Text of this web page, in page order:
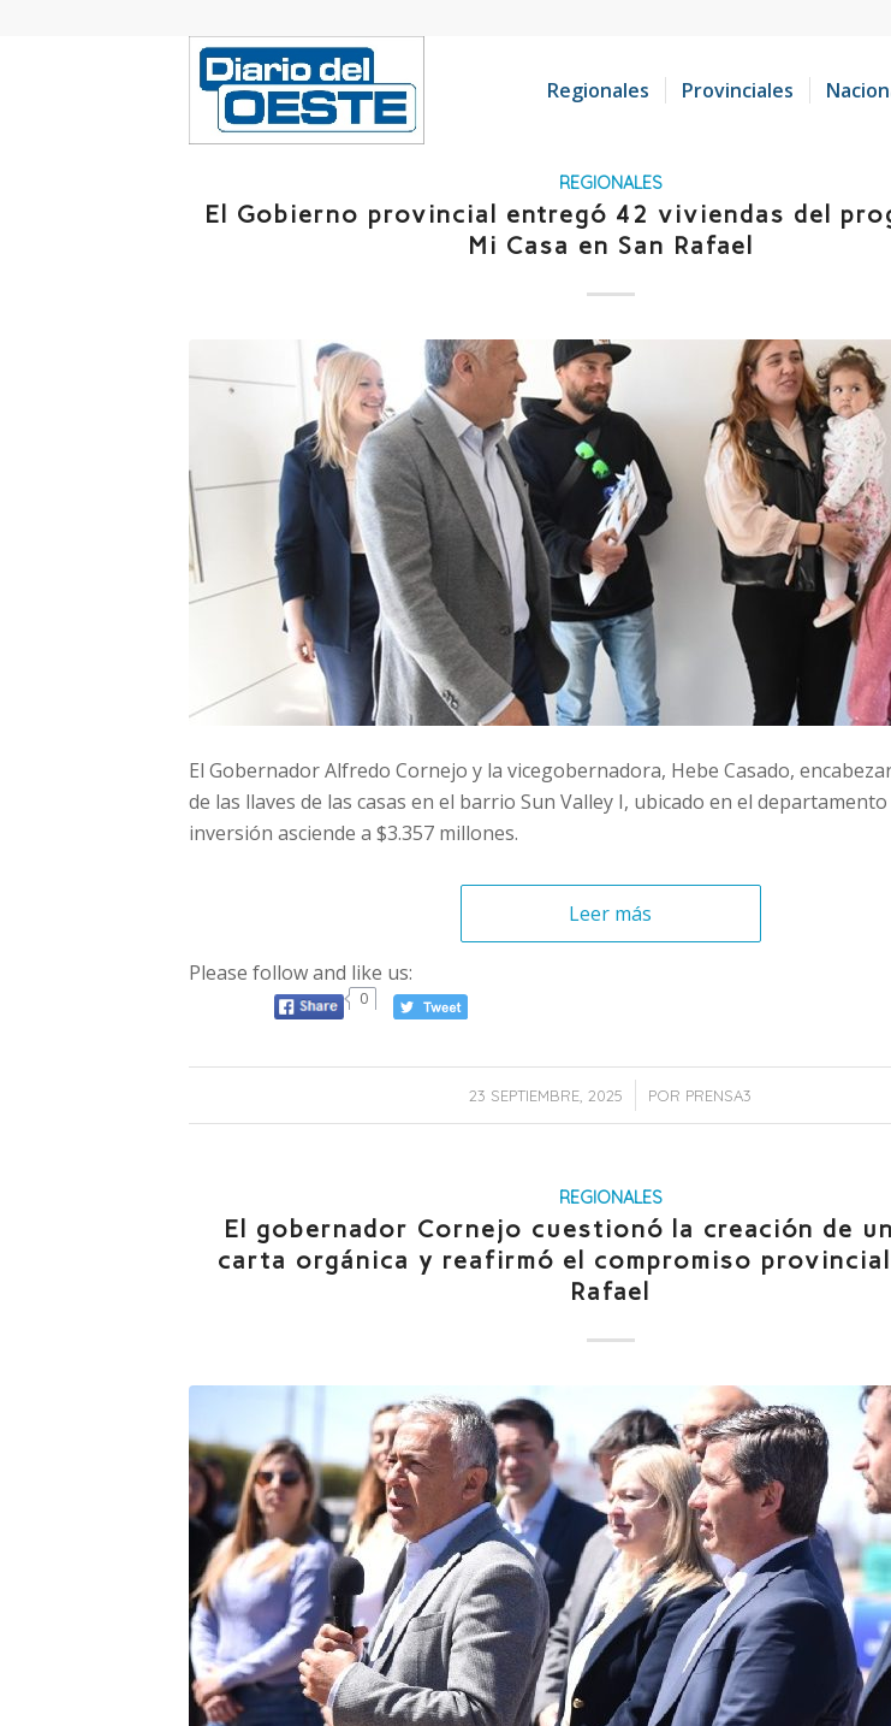
Regionales Provinciales
REGIONALES
El Gobierno provincial entregó 42 viviendas del
Mi Casa en San Rafael
El Gobernador Alfredo Cornejo y la vicegobernadora, Hebe Casado,
de las llaves de las casas en el barrio Sun Valley I, ubicado en el departamento
inversión asciende a $3.357 millones.
Leer más
Please follow and like us:
0
23 SEPTIEMBRE, 2025
/ POR PRENSA3
REGIONALES
El gobernador Cornejo cuestionó la creación de
carta orgánica y reafirmó el compromiso provincial
Rafael